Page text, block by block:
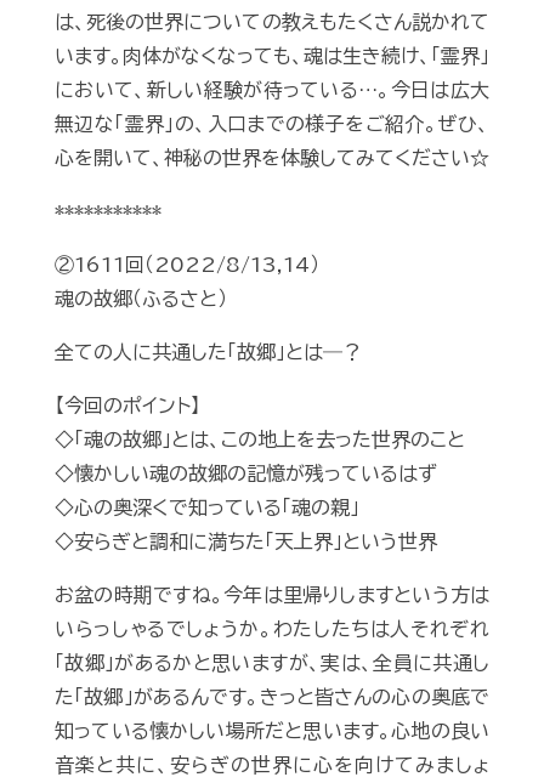
は、死後の世界についての教えもたくさん説かれて
います。肉体がなくなっても、魂は生き続け、「霊界」
において、新しい経験が待っている…。今日は広大
無辺な「霊界」の、入口までの様子をご紹介。ぜひ、
心を開いて、神秘の世界を体験してみてください☆
***********
②1611回（2022/8/13,14）
魂の故郷（ふるさと）
全ての人に共通した「故郷」とは―？
【今回のポイント】
◇「魂の故郷」とは、この地上を去った世界のこと
◇懐かしい魂の故郷の記憶が残っているはず
◇心の奥深くで知っている「魂の親」
◇安らぎと調和に満ちた「天上界」という世界
お盆の時期ですね。今年は里帰りしますという方は
いらっしゃるでしょうか。わたしたちは人それぞれ
「故郷」があるかと思いますが、実は、全員に共通し
た「故郷」があるんです。きっと皆さんの心の奥底で
知っている懐かしい場所だと思います。心地の良い
音楽と共に、安らぎの世界に心を向けてみましょ